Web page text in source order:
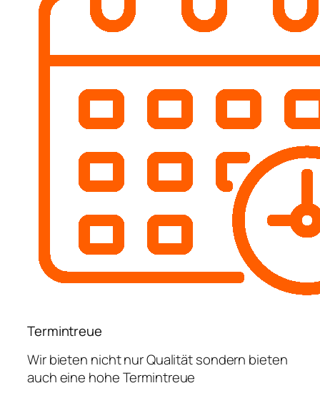
Termintreue
Wir bieten nicht nur Qualität sondern bieten
auch eine hohe Termintreue